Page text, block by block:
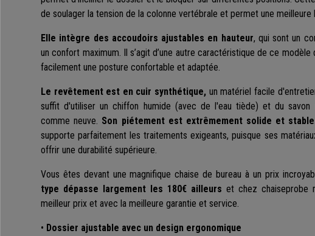
de soulager la tension de la colonne vertébrale et permet une
Elle intègre des accoudoirs ajustables en hauteur, qui sont un
un confort maximum. Il s’agit d’une autre caractéristique de ce modèle
facilement une posture confortable et adaptée.
Le revêtement est en cuir synthétique, un matériel facile
suffit d'utiliser un chiffon humide (avec de l'eau tiède) et du savon
comme neuve. Son piétement est extrêmement solide et
supporte parfaitement les traitements exigeants, puisque ses
offrir une durabilité supérieure.
Vous êtes devant une magnifique chaise de bureau à un prix
type dépasse largement les 180€ ailleurs et chez chaiseprobe
meilleur prix et avec la meilleure garantie et service.
• Dossier ajustable avec un design ergonomique